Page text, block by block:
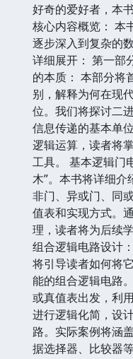
好奇的爱好者，本
核心内容概览： 本
逐步深入到复杂的
详细展开： 第一部
的本质： 本部分将
别，解释为何在现
位。我们将探讨二
信息传递的基本单
逻辑运算，读者将
工具。 基本逻辑门
木”。本书将详细
非门、异或门、同
值表和实现方式。
理，读者将为后续
组合逻辑电路设计
将引导读者如何将
能的组合逻辑电路
或真值表出发，利
进行逻辑化简，设
路。实际案例将涵
据选择器、比较器